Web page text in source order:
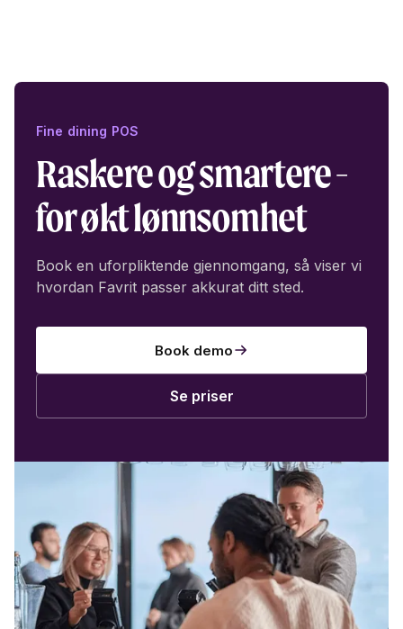
Fine dining POS
Raskere og smartere -
for økt lønnsomhet
Book en uforpliktende gjennomgang, så viser vi
hvordan Favrit passer akkurat ditt sted.
Book demo
Se priser